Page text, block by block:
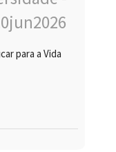
para a Vida